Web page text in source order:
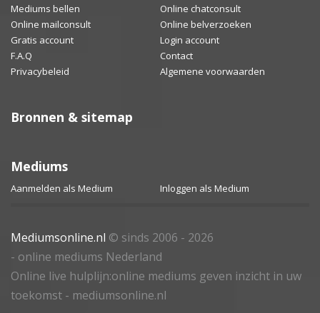
Mediums bellen
Online chatconsult
Online mailconsult
Online belverzoeken
Gratis account
Login account
F.A.Q
Contact
Privacybeleid
Algemene voorwaarden
Bronnen & sitemap
Mediums
Aanmelden als Medium Inloggen als Medium
Mediumsonline.nl © sinds 2006 - 2026
- online mediums Nederland
Online live hulplijn:online mediums geven inzicht in uw
toekomst - mediumsonline.nl